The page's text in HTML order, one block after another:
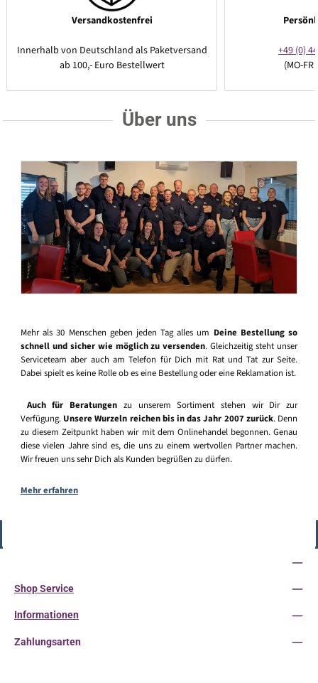
Versandkostenfrei
Innerhalb von Deutschland als Paketversand
ab 100,- Euro Bestellwert
+49 (0)
(MO-
Über uns
Mehr als 30 Menschen geben jeden Tag alles um Deine Bestellung so
schnell und sicher wie möglich zu versenden. Gleichzeitig steht unser
Serviceteam aber auch am Telefon für Dich mit Rat und Tat zur Seite.
Dabei spielt es keine Rolle ob es eine Bestellung oder eine Reklamation ist.
Auch für Beratungen zu unserem Sortiment stehen wir Dir zur
Verfügung. Unsere Wurzeln reichen bis in das Jahr 2007 zurück. Denn
zu diesem Zeitpunkt haben wir mit dem Onlinehandel begonnen. Genau
diese vielen Jahre sind es, die uns zu einem wertvollen Partner machen.
Wir freuen uns sehr Dich als Kunden begrüßen zu dürfen.
Mehr erfahren
Shop Service
Informationen
Zahlungsarten